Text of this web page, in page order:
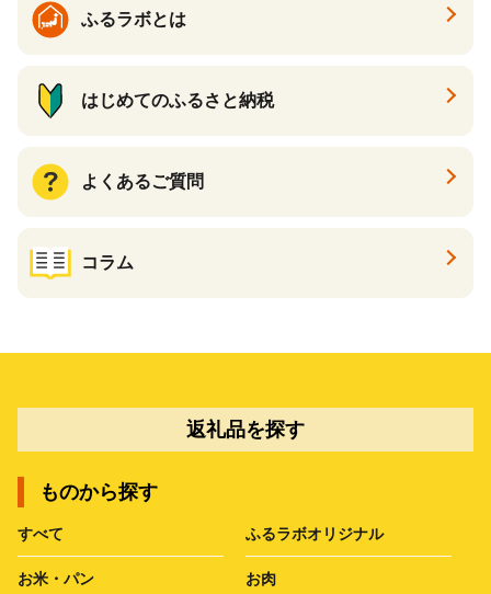
ふるラボとは
はじめてのふるさと納税
よくあるご質問
コラム
返礼品を探す
ものから探す
すべて ふるラボオリジナル
お米・パン お肉